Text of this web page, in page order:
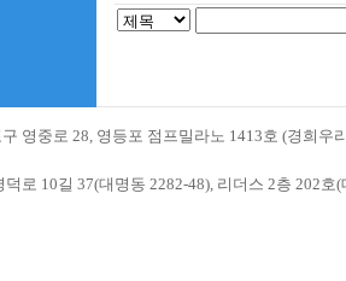
영중로 28, 영등포 점프밀라노 1413호 (경희우
로 10길 37(대명동 2282-48), 리더스 2층 202호